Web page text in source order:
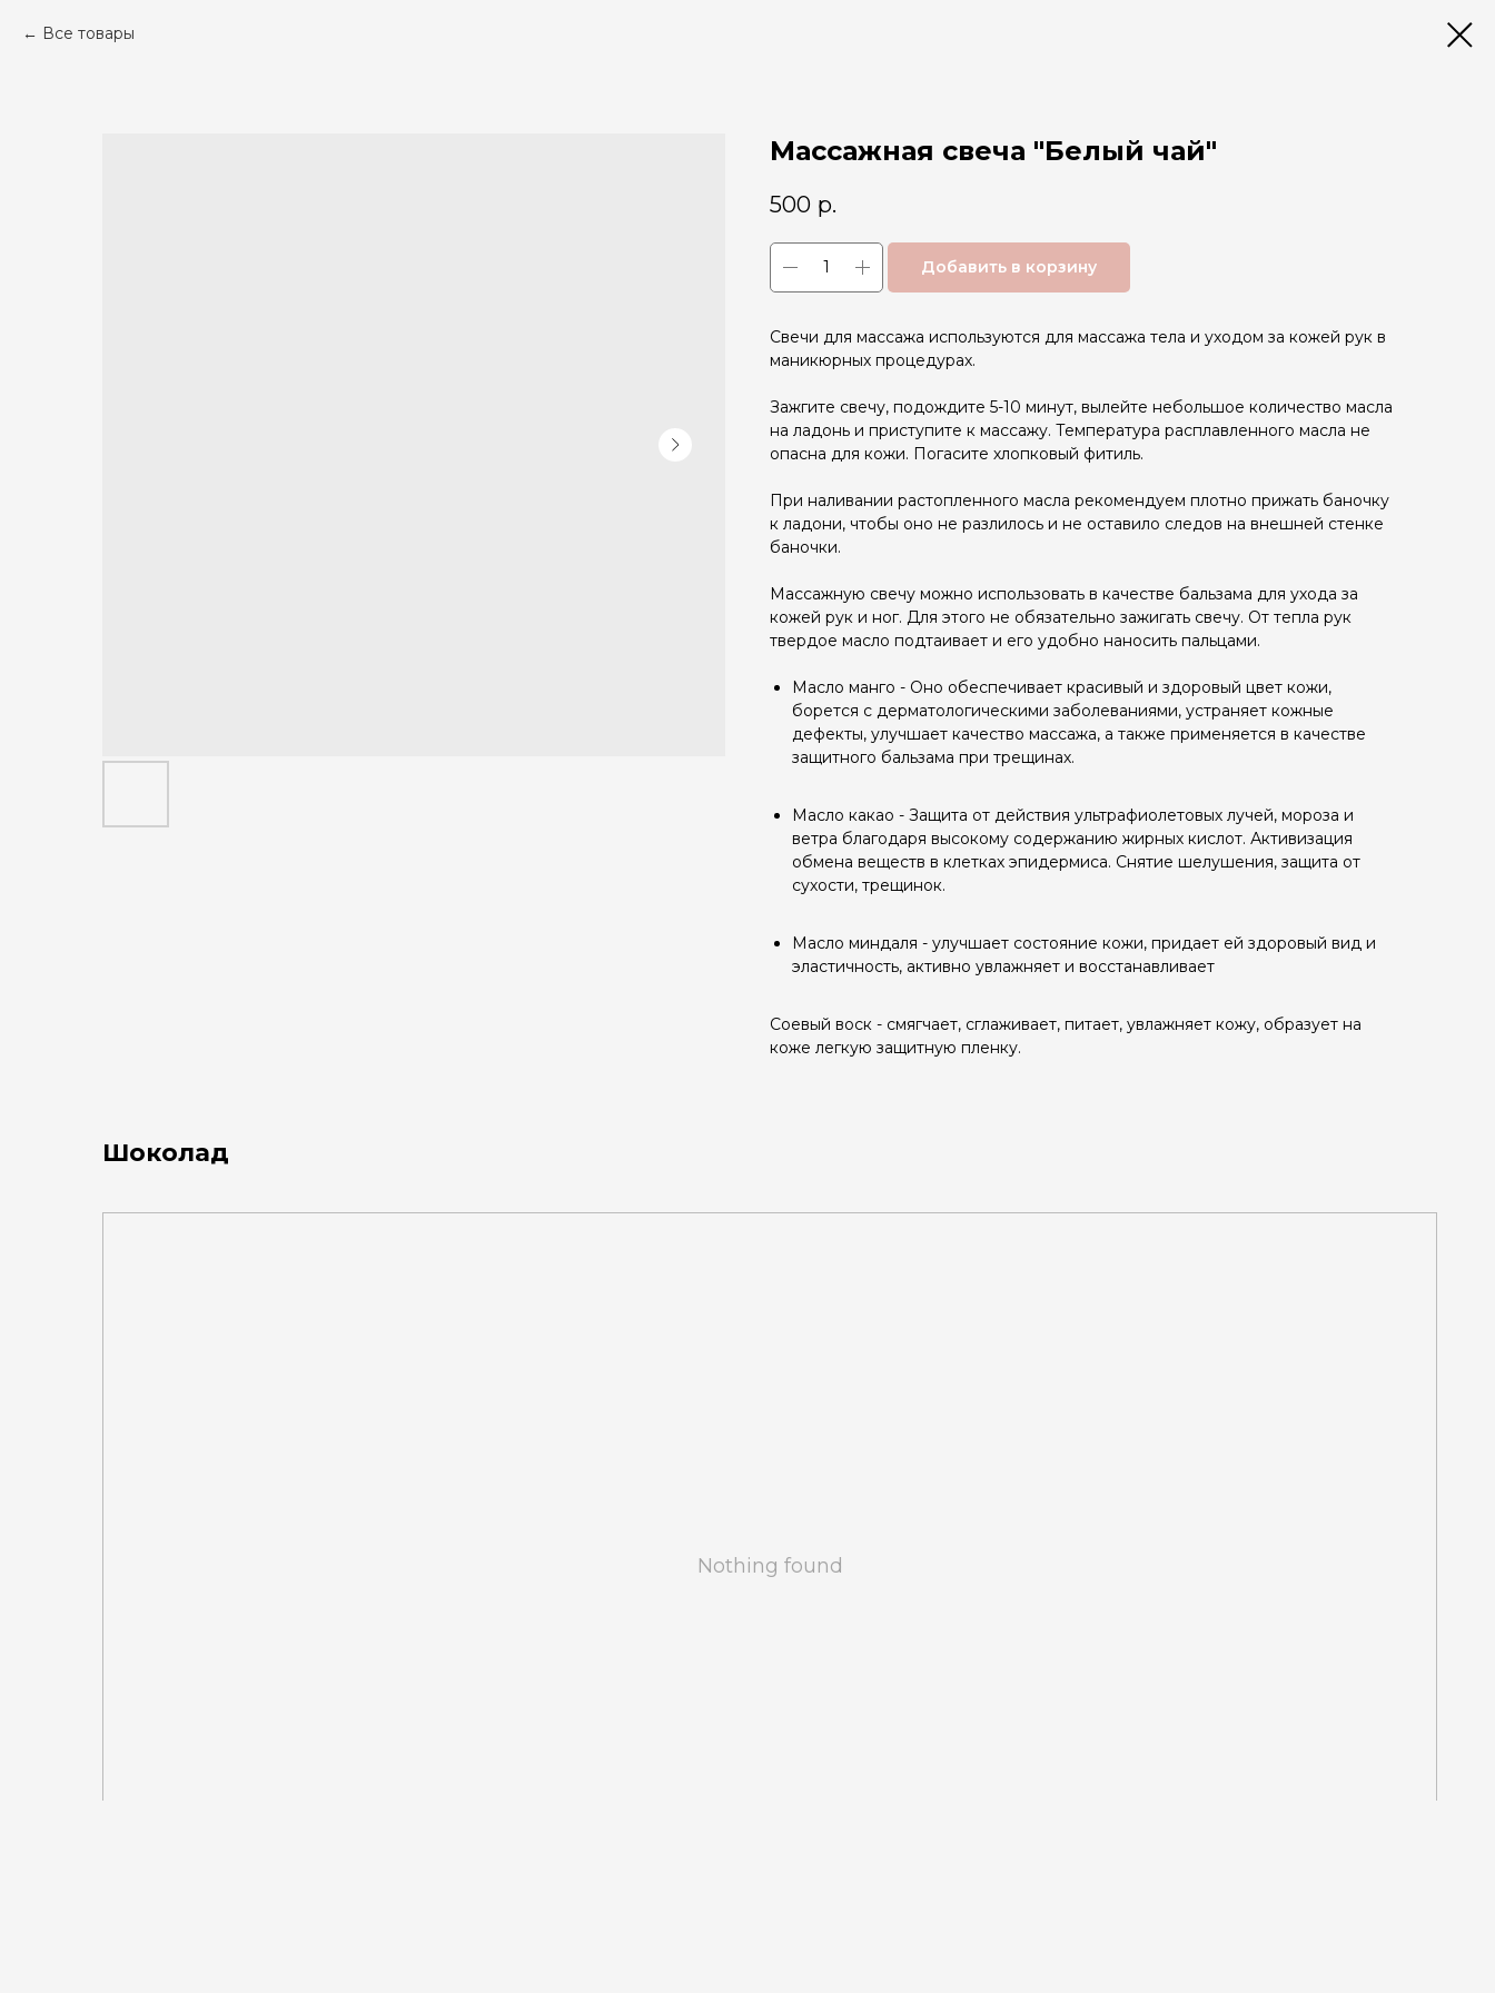
Все товары
Массажная свеча "Белый чай"
500 р.
Добавить в корзину
Свечи для массажа используются для массажа тела и уходом за кожей рук в
маникюрных процедурах.
Зажгите свечу, подождите 5-10 минут, вылейте небольшое количество масла
на ладонь и приступите к массажу. Температура расплавленного масла не
опасна для кожи. Погасите хлопковый фитиль.
При наливании растопленного масла рекомендуем плотно прижать баночку
к ладони, чтобы оно не разлилось и не оставило следов на внешней стенке
баночки.
Массажную свечу можно использовать в качестве бальзама для ухода за
кожей рук и ног. Для этого не обязательно зажигать свечу. От тепла рук
твердое масло подтаивает и его удобно наносить пальцами.
Масло манго - Оно обеспечивает красивый и здоровый цвет кожи,
борется с дерматологическими заболеваниями, устраняет кожные
дефекты, улучшает качество массажа, а также применяется в качестве
защитного бальзама при трещинах.
Масло какао - Защита от действия ультрафиолетовых лучей, мороза и
ветра благодаря высокому содержанию жирных кислот. Активизация
обмена веществ в клетках эпидермиса. Снятие шелушения, защита от
сухости, трещинок.
Масло миндаля - улучшает состояние кожи, придает ей здоровый вид и
эластичность, активно увлажняет и восстанавливает
Соевый воск - смягчает, сглаживает, питает, увлажняет кожу, образует на
коже легкую защитную пленку.
Шоколад
Nothing found